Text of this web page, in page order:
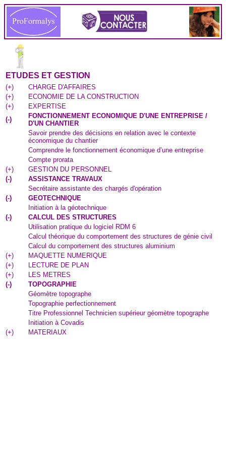
ETUDES ET GESTION
(+)
CHARGE D'AFFAIRES
(+)
ECONOMIE DE LA CONSTRUCTION
(+)
EXPERTISE
(-)
FONCTIONNEMENT ECONOMIQUE D'UNE ENTREPRISE /
D'UN CHANTIER
Savoir prendre des décisions en relation avec le contexte
économique du chantier
Comprendre le fonctionnement économique d’une entreprise
Compte prorata
(+)
GESTION DU PERSONNEL
(-)
ASSISTANCE TRAVAUX
Secrétaire assistante des chargés d'opération
(-)
GEOTECHNIQUE
Initiation à la géotechnique
(-)
CALCUL DES STRUCTURES
Utilisation pratique du logiciel RDM 6
Calcul théorique du comportement des structures de génie civil
Calcul du comportement des structures aluminium
(+)
MAQUETTE NUMERIQUE
(+)
LECTURE DE PLAN
(+)
LES METRES
(-)
TOPOGRAPHIE
Géomètre topographe
Topographie perfectionnement
Titre Professionnel Technicien supérieur géomètre topographe
Initiation à Covadis
(+) MATERIAUX